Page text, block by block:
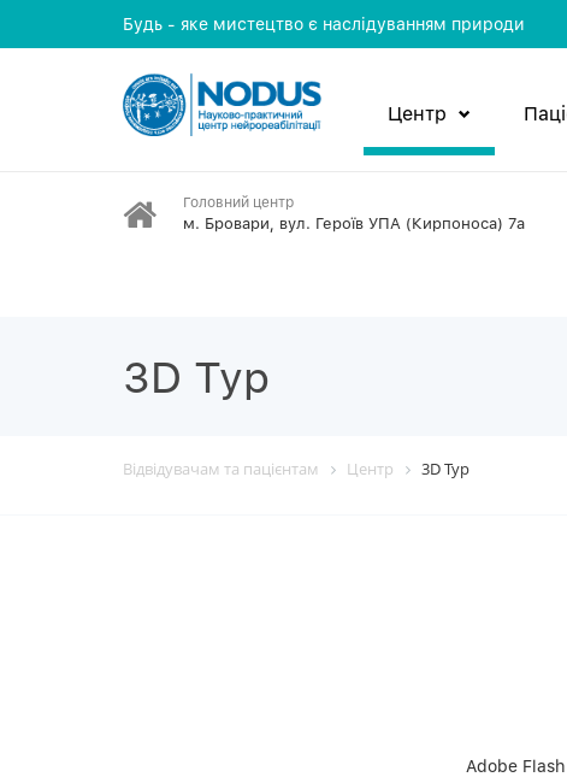
Будь - яке мистецтво є наслідуванням природи
Центр
Головний центр
м. Бровари, вул. Героїв УПА (Кирпоноса) 7а
3D Тур
Відвідувачам та пацієнтам Центр 3D Тур
Adobe